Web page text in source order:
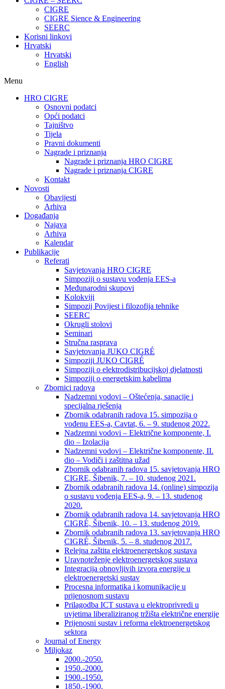
CIGRE
CIGRE Sience & Engineering
SEERC
Korisni linkovi
Hrvatski
Hrvatski
English
Menu
HRO CIGRE
Osnovni podatci​
Opći podatci
Tajništvo
Tijela
Pravni dokumenti
Nagrade i priznanja
Nagrade i priznanja HRO CIGRE
Nagrade i priznanja CIGRE
Kontakt
Novosti
Obavijesti
Arhiva
Događanja
Najava
Arhiva
Kalendar
Publikacije
Referati
Savjetovanja HRO CIGRE
Simpoziji o sustavu vođenja EES-a
Međunarodni skupovi
Kolokviji​
Simpozij Povijest i filozofija tehnike
SEERC
Okrugli stolovi
Seminari​
Stručna rasprava​
Savjetovanja JUKO CIGRÉ
Simpoziji JUKO CIGRÉ
Simpoziji o elektrodistribucijskoj djelatnosti
Simpoziji o energetskim kabelima
Zbornici radova
Nadzemni vodovi – Oštećenja, sanacije i
specijalna rješenja
Zbornik odabranih radova 15. simpozija o
vođenu EES-a, Cavtat, 6. – 9. studenog 2022.
Nadzemni vodovi – Električne komponente, I.
dio – Izolacija
Nadzemni vodovi – Električne komponente, II.
dio – Vodiči i zaštitna užad
Zbornik odabranih radova 15. savjetovanja HRO
CIGRE, Šibenik, 7. – 10. studenog 2021.
Zbornik odabranih radova 14. (online) simpozija
o sustavu vođenja EES-a, 9. – 13. studenog
2020.
Zbornik odabranih radova 14. savjetovanja HRO
CIGRÉ, Šibenik, 10. – 13. studenog 2019.
Zbornik odabranih radova 13. savjetovanja HRO
CIGRÉ, Šibenik, 5. – 8. studenog 2017.
Relejna zaštita elektroenergetskog sustava
Uravnoteženje elektroenergetskog sustava
Integracija obnovljivih izvora energije u
elektroenergetski sustav
Procesna informatika i komunikacije u
prijenosnom sustavu
Prilagodba ICT sustava u elektroprivredi u
uvjetima liberaliziranog tržišta električne energije
Prijenosni sustav i reforma elektroenergetskog
sektora
Journal of Energy
Miljokaz
2000.-2050.
1950.-2000.
1900.-1950.
1850.-1900.